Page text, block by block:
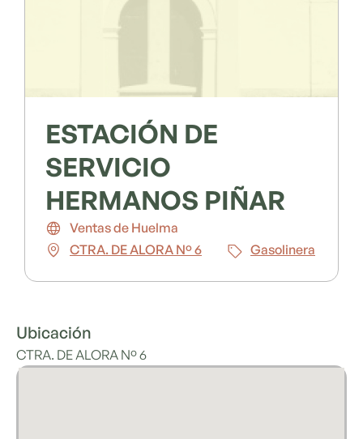
ESTACIÓN DE
SERVICIO
HERMANOS PIÑAR
Ventas de Huelma
CTRA. DE ALORA Nº 6
Gasolinera
Ubicación
CTRA. DE ALORA Nº 6